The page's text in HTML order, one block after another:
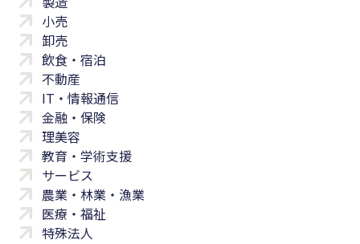
小売
卸売
飲食・宿泊
不動産
IT・情報通信
金融・保険
理美容
教育・学術支援
サービス
農業・林業・漁業
医療・福祉
特殊法人